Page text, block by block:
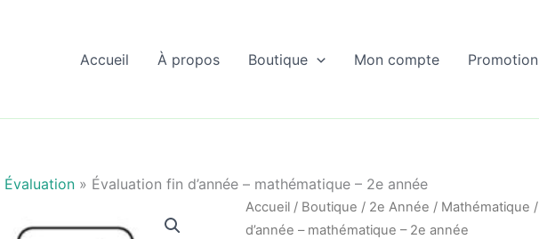
Accueil À propos Boutique Mon compte Promotion
Évaluation » Évaluation fin d’année – mathématique – 2e année
Accueil / Boutique / 2e Année / Mathématique /
d’année – mathématique – 2e année